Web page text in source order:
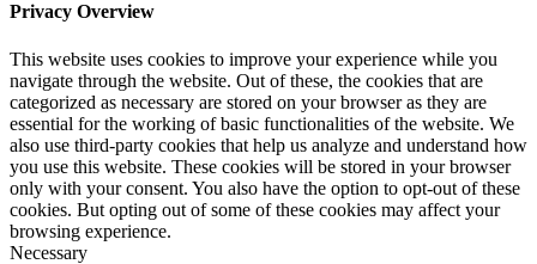
Privacy Overview
This website uses cookies to improve your experience while you
navigate through the website. Out of these, the cookies that are
categorized as necessary are stored on your browser as they are
essential for the working of basic functionalities of the website. We
also use third-party cookies that help us analyze and understand how
you use this website. These cookies will be stored in your browser
only with your consent. You also have the option to opt-out of these
cookies. But opting out of some of these cookies may affect your
browsing experience.
Necessary